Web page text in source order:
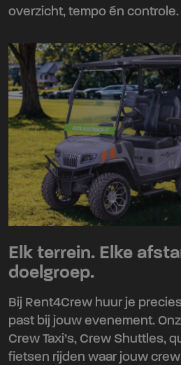
overzicht, tempo én controle.
Elk terrein. Elke
doelgroep.
Bij Rent4Crew huur je
past bij jouw evenement.
Crew Taxi’s, Crew Shuttles,
fietsen rijden waar jouw